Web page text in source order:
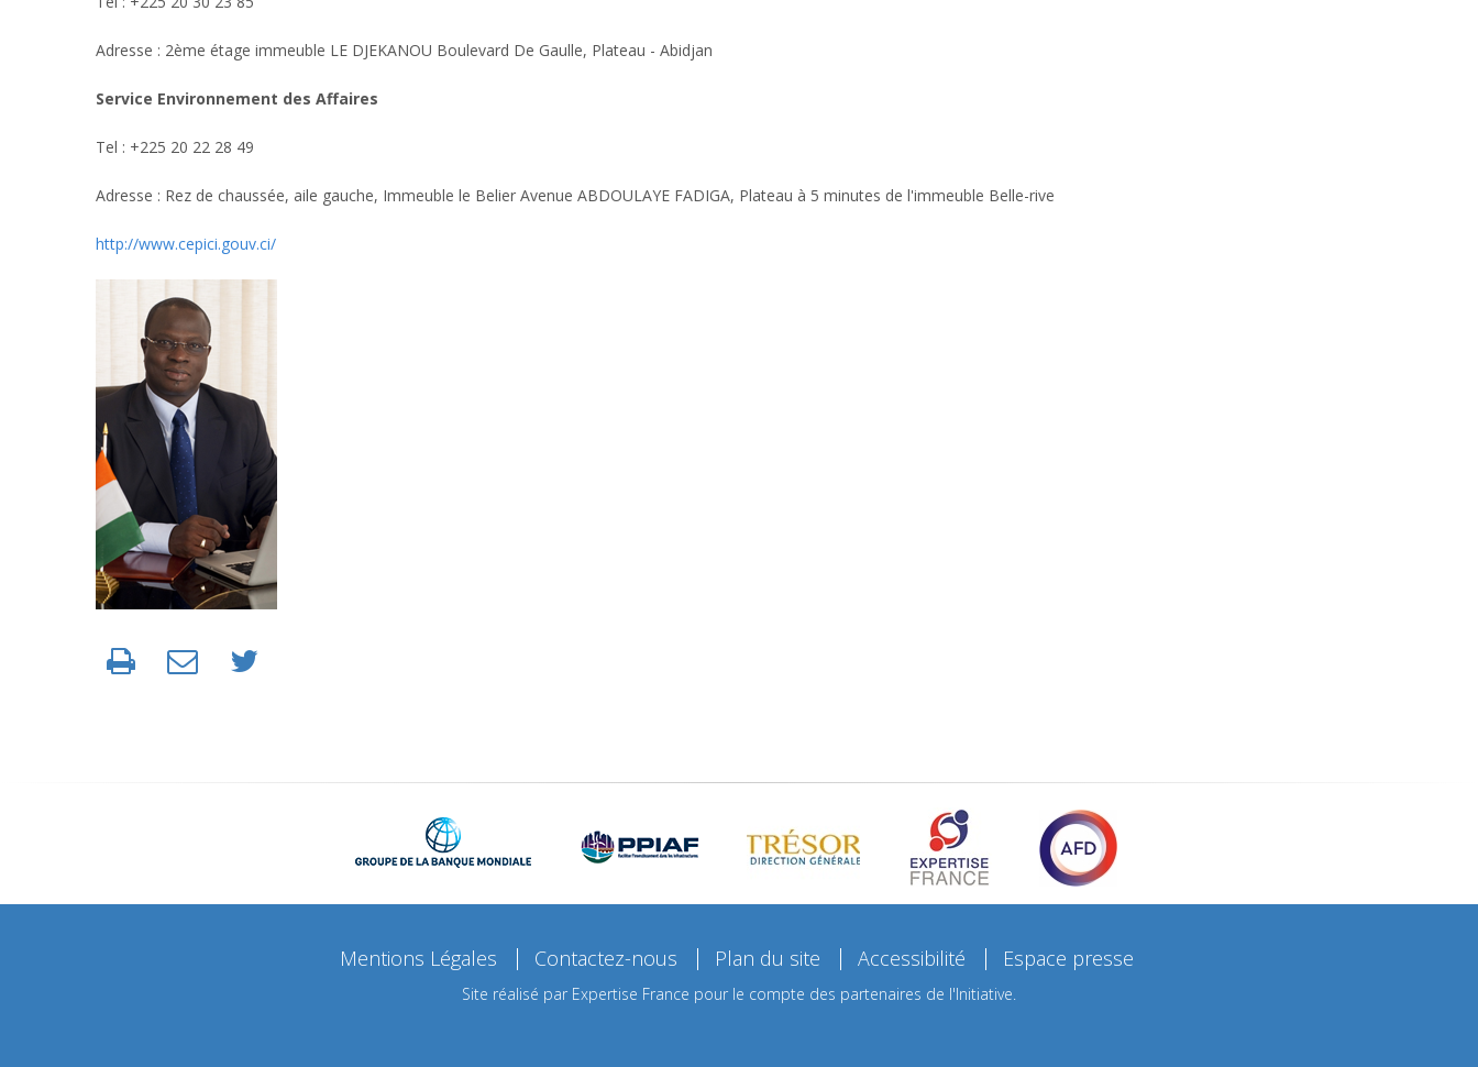
Adresse : 2ème étage immeuble LE DJEKANOU Boulevard De Gaulle, Plateau - Abidjan
Service Environnement des Affaires
Tel : +225 20 22 28 49
Adresse : Rez de chaussée, aile gauche, Immeuble le Belier Avenue ABDOULAYE FADIGA, Plateau à 5 minutes de l'immeuble Belle-rive
http://www.cepici.gouv.ci/
Mentions Légales Contactez-nous Plan du site Accessibilité Espace presse
Site réalisé par Expertise France pour le compte des partenaires de l'Initiative.